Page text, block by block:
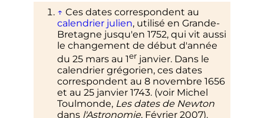
↑ Ces dates correspondent au
calendrier julien, utilisé en Grande-
Bretagne jusqu'en 1752, qui vit aussi
le changement de début d'année
du 25 mars au 1er janvier. Dans le
calendrier grégorien, ces dates
correspondent au 8 novembre 1656
et au 25 janvier 1743. (voir Michel
Toulmonde, Les dates de Newton
dans l'Astronomie, Février 2007).